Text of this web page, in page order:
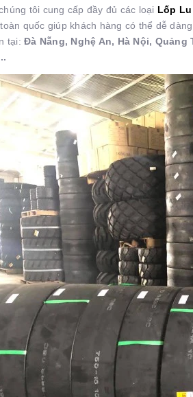
tôi cung cấp đầy đủ các loại Lốp
quốc giúp khách hàng có thể dễ
tại: Đà Nẵng, Nghệ An, Hà Nội,